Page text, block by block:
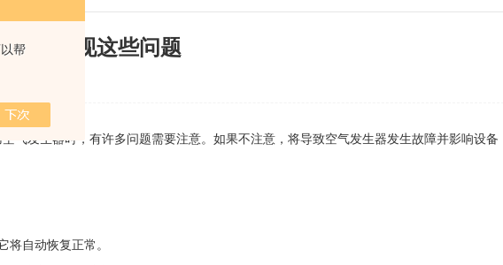
帮
容易出现这些问题
：1802
气发生器时，有许多问题需要注意。如果不注意，将导致空气发生器发生故障并影响设备
自动恢复正常。